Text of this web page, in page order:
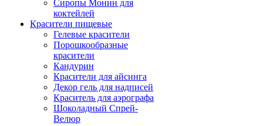
Сиропы Монин для
коктейлей
Красители пищевые
Гелевые красители
Порошкообразные
красители
Кандурин
Красители для айсинга
Декор гель для надписей
Краситель для аэрографа
Шоколадный Спрей-
Велюр